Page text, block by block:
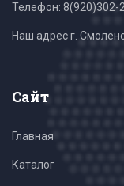
Телефон: 8(920)302-
Наш адрес г.
Сайт
Главная
Каталог